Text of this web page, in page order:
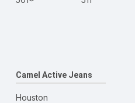
Camel Active Jeans
Houston